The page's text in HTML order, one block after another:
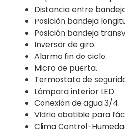
Distancia entre
Posición bandeja
Posición bandeja
Inversor de giro.
Alarma fin de ciclo.
Micro de puerta.
Termostato de
Lámpara interior LED.
Conexión de agua 3/4.
Vidrio abatible para
Clima Control-